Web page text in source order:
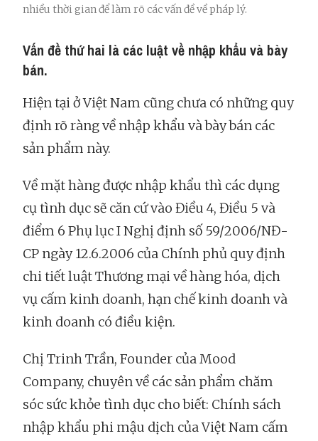
nhiều thời gian để làm rõ các vấn đề về pháp lý.
Vấn đề thứ hai là các luật về nhập khẩu và bày
bán.
Hiện tại ở Việt Nam cũng chưa có những quy
định rõ ràng về nhập khẩu và bày bán các
sản phẩm này.
Về mặt hàng được nhập khẩu thì các dụng
cụ tình dục sẽ căn cứ vào Điều 4, Điều 5 và
điểm 6 Phụ lục I Nghị định số 59/2006/NĐ-
CP ngày 12.6.2006 của Chính phủ quy định
chi tiết luật Thương mại về hàng hóa, dịch
vụ cấm kinh doanh, hạn chế kinh doanh và
kinh doanh có điều kiện.
Chị Trinh Trần, Founder của Mood
Company, chuyên về các sản phẩm chăm
sóc sức khỏe tình dục cho biết: Chính sách
nhập khẩu phi mậu dịch của Việt Nam cấm